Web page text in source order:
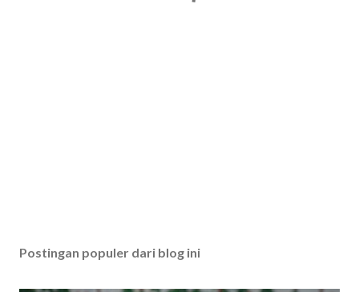
Postingan populer dari blog ini